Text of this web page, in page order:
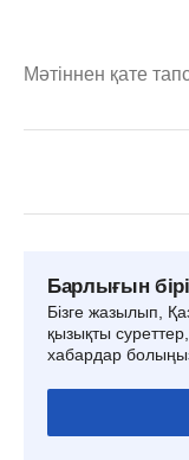
Мәтіннен қате
Барлығын
Бізге жазылып,
қызықты
хабардар